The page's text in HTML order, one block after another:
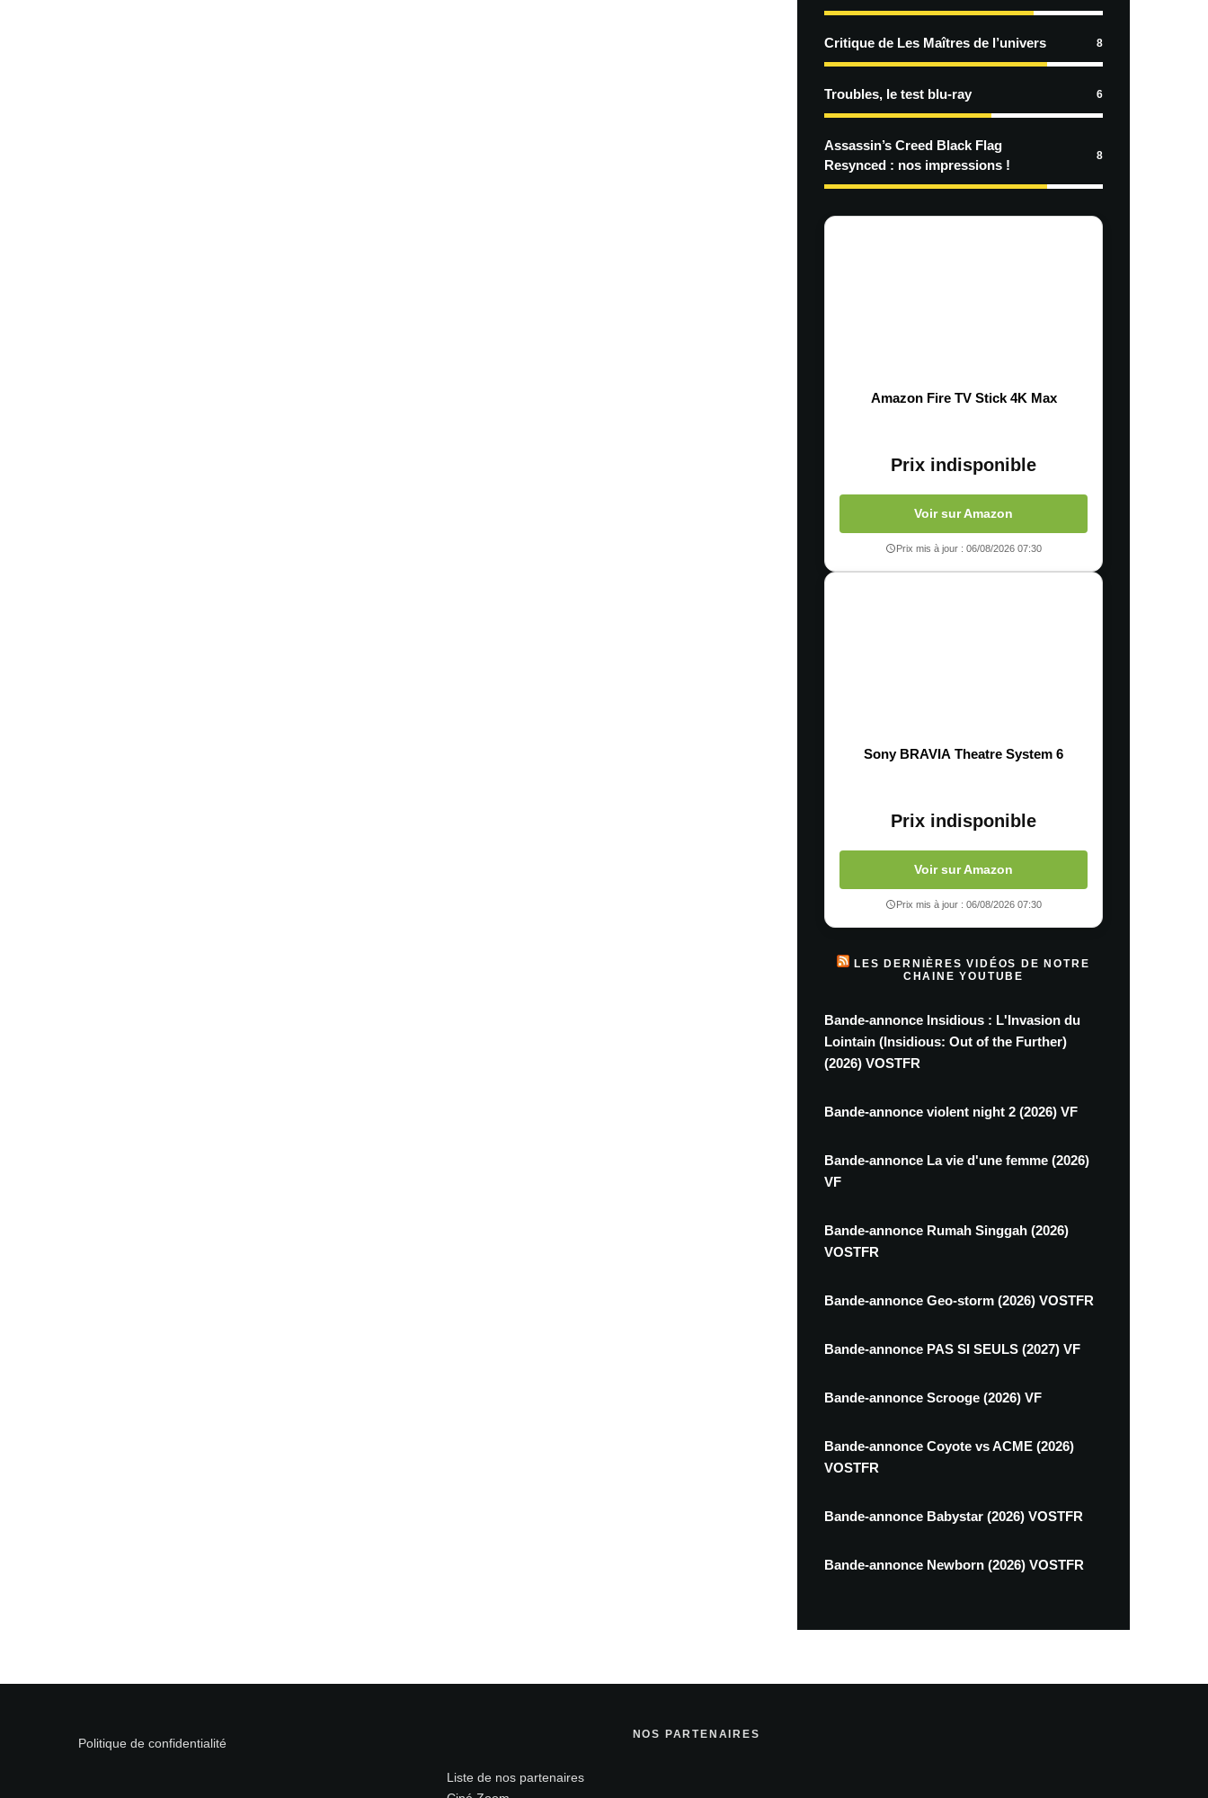
Critique de Les Maîtres de l’univers 8
Troubles, le test blu-ray 6
Assassin’s Creed Black Flag
Resynced : nos impressions !
8
Amazon Fire TV Stick 4K Max
Prix indisponible
Voir sur Amazon
Prix mis à jour : 06/08/2026 07:30
Sony BRAVIA Theatre System 6
Prix indisponible
Voir sur Amazon
Prix mis à jour : 06/08/2026 07:30
LES DERNIÈRES VIDÉOS DE NOTRE
CHAINE YOUTUBE
Bande-annonce Insidious : L'Invasion du
Lointain (Insidious: Out of the Further)
(2026) VOSTFR
Bande-annonce violent night 2 (2026) VF
Bande-annonce La vie d'une femme (2026)
VF
Bande-annonce Rumah Singgah (2026)
VOSTFR
Bande-annonce Geo-storm (2026) VOSTFR
Bande-annonce PAS SI SEULS (2027) VF
Bande-annonce Scrooge (2026) VF
Bande-annonce Coyote vs ACME (2026)
VOSTFR
Bande-annonce Babystar (2026) VOSTFR
Bande-annonce Newborn (2026) VOSTFR
Politique de confidentialité
NOS PARTENAIRES
Liste de nos partenaires